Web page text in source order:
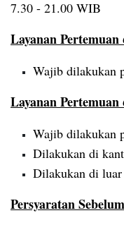
7.30 - 21.00 WIB
Layanan Pertemuan
Wajib dilakukan
Layanan Pertemuan
Wajib dilakukan
Dilakukan di
Dilakukan di
Persyaratan